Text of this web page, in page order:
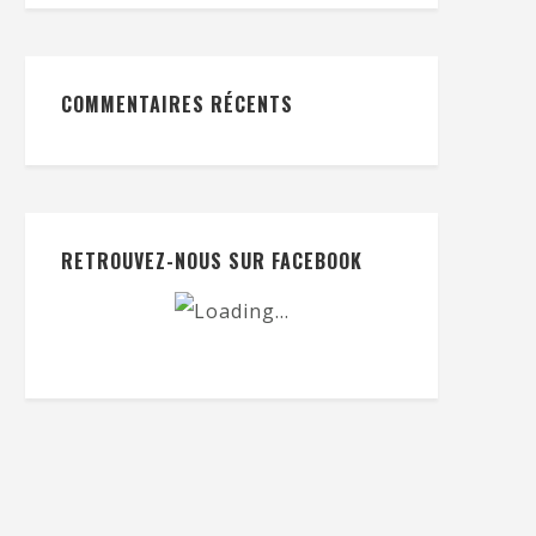
COMMENTAIRES RÉCENTS
RETROUVEZ-NOUS SUR FACEBOOK